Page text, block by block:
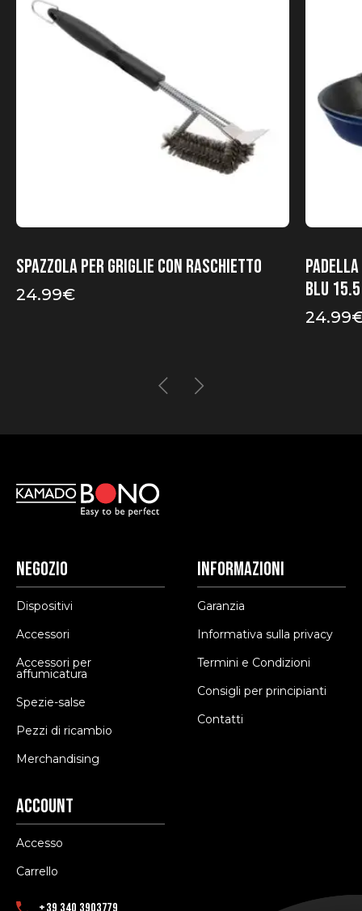
Spazzola per griglie con raschietto
24.99€
blu
24.99
Negozio
Dispositivi
Accessori
Accessori per
affumicatura
Spezie-salse
Pezzi di ricambio
Merchandising
Informazioni
Garanzia
Informativa sulla privacy
Termini e Condizioni
Consigli per principianti
Contatti
Account
Accesso
Carrello